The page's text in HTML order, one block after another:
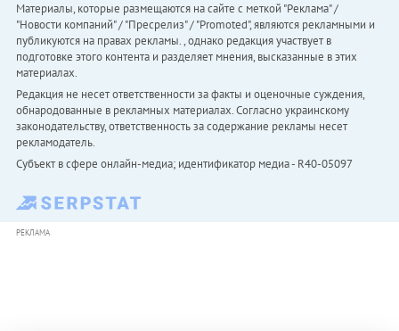
Материалы, которые размещаются на сайте с меткой "Реклама" /
"Новости компаний" / "Пресрелиз" / "Promoted", являются рекламными и
публикуются на правах рекламы. , однако редакция участвует в
подготовке этого контента и разделяет мнения, высказанные в этих
материалах.
Редакция не несет ответственности за факты и оценочные суждения,
обнародованные в рекламных материалах. Согласно украинскому
законодательству, ответственность за содержание рекламы несет
рекламодатель.
Субъект в сфере онлайн-медиа; идентификатор медиа - R40-05097
РЕКЛАМА